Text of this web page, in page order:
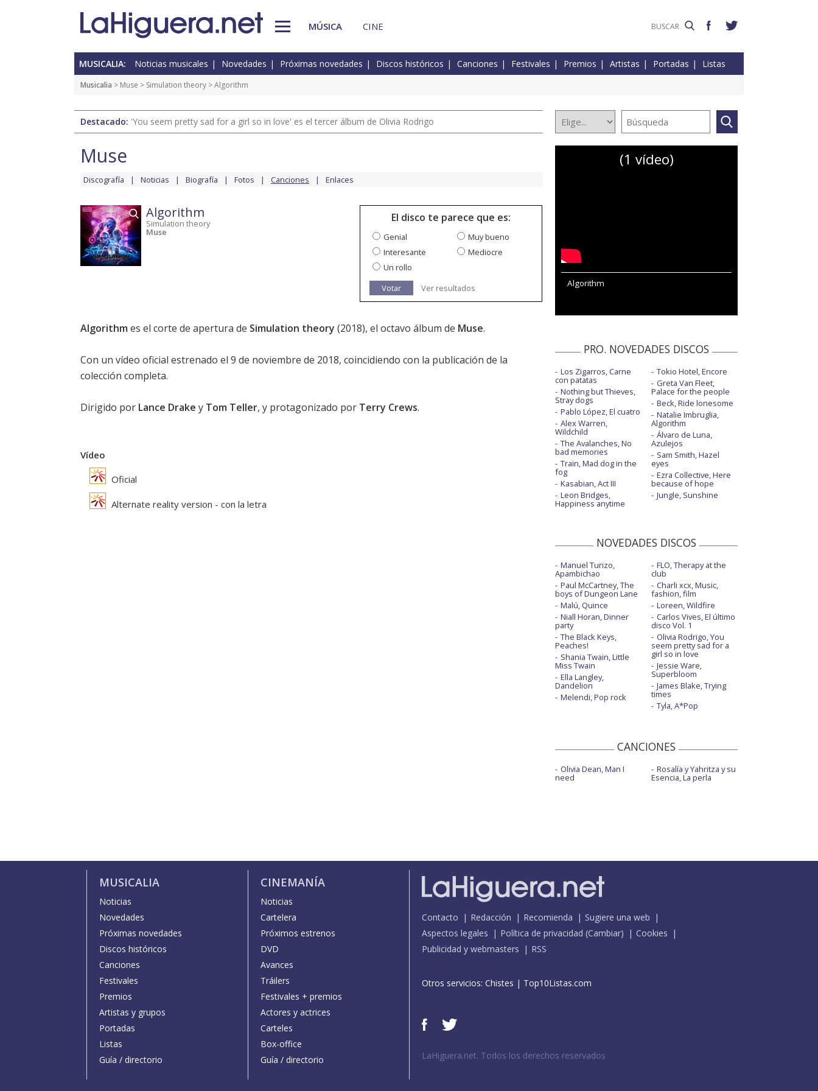
MÚSICA CINE
MUSICALIA: Noticias musicales Novedades Próximas novedades Discos históricos Canciones Festivales Premios Artistas Portadas Listas
Musicalia > Muse > Simulation theory > Algorithm
Destacado: 'You seem pretty sad for a girl so in love' es el tercer álbum de Olivia Rodrigo
Muse
Discografía Noticias Biografía Fotos Canciones Enlaces
Algorithm
Simulation theory
Muse
El disco te parece que es:
Genial
Muy bueno
Interesante
Mediocre
Un rollo
Votar
Ver resultados
Algorithm es el corte de apertura de Simulation theory (2018), el octavo álbum de Muse.
Con un vídeo oficial estrenado el 9 de noviembre de 2018, coincidiendo con la publicación de la
colección completa.
Dirigido por Lance Drake y Tom Teller, y protagonizado por Terry Crews.
Vídeo
Oficial
Alternate reality version - con la letra
(1 vídeo)
Algorithm
PRO. NOVEDADES DISCOS
Los Zigarros, Carne
con patatas
Nothing but Thieves,
Stray dogs
Pablo López, El cuatro
Alex Warren,
Wildchild
The Avalanches, No
bad memories
Train, Mad dog in the
fog
Kasabian, Act III
Leon Bridges,
Happiness anytime
Tokio Hotel, Encore
Greta Van Fleet,
Palace for the people
Beck, Ride lonesome
Natalie Imbruglia,
Algorithm
Álvaro de Luna,
Azulejos
Sam Smith, Hazel
eyes
Ezra Collective, Here
because of hope
Jungle, Sunshine
NOVEDADES DISCOS
Manuel Turizo,
Apambichao
Paul McCartney, The
boys of Dungeon Lane
Malú, Quince
Niall Horan, Dinner
party
The Black Keys,
Peaches!
Shania Twain, Little
Miss Twain
Ella Langley,
Dandelion
Melendi, Pop rock
FLO, Therapy at the
club
Charli xcx, Music,
fashion, film
Loreen, Wildfire
Carlos Vives, El último
disco Vol. 1
Olivia Rodrigo, You
seem pretty sad for a
girl so in love
Jessie Ware,
Superbloom
James Blake, Trying
times
Tyla, A*Pop
CANCIONES
Olivia Dean, Man I
need
Rosalía y Yahritza y su
Esencia, La perla
MUSICALIA
Noticias
Novedades
Próximas novedades
Discos históricos
Canciones
Festivales
Premios
Artistas y grupos
Portadas
Listas
Guía / directorio
CINEMANÍA
Noticias
Cartelera
Próximos estrenos
DVD
Avances
Tráilers
Festivales + premios
Actores y actrices
Carteles
Box-office
Guía / directorio
Contacto Redacción Recomienda
Sugiere una web
Aspectos legales
Política de privacidad (Cambiar)
Cookies
Publicidad y webmasters
RSS
Otros servicios: Chistes | Top10Listas.com
LaHiguera.net. Todos los derechos reservados